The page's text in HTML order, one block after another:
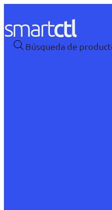
Búsqueda de